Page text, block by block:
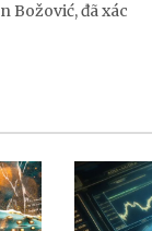
Božović, đã xác